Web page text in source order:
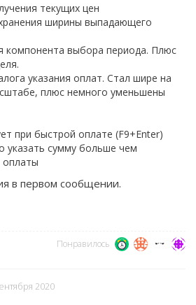
текущих цен
ширины выпадающего
компонента выбора периода. Плюс
указания оплат. Стал шире на
плюс немного уменьшены
при быстрой оплате (F9+Enter)
указать сумму больше чем
в первом сообщении.
Понравилось
2020